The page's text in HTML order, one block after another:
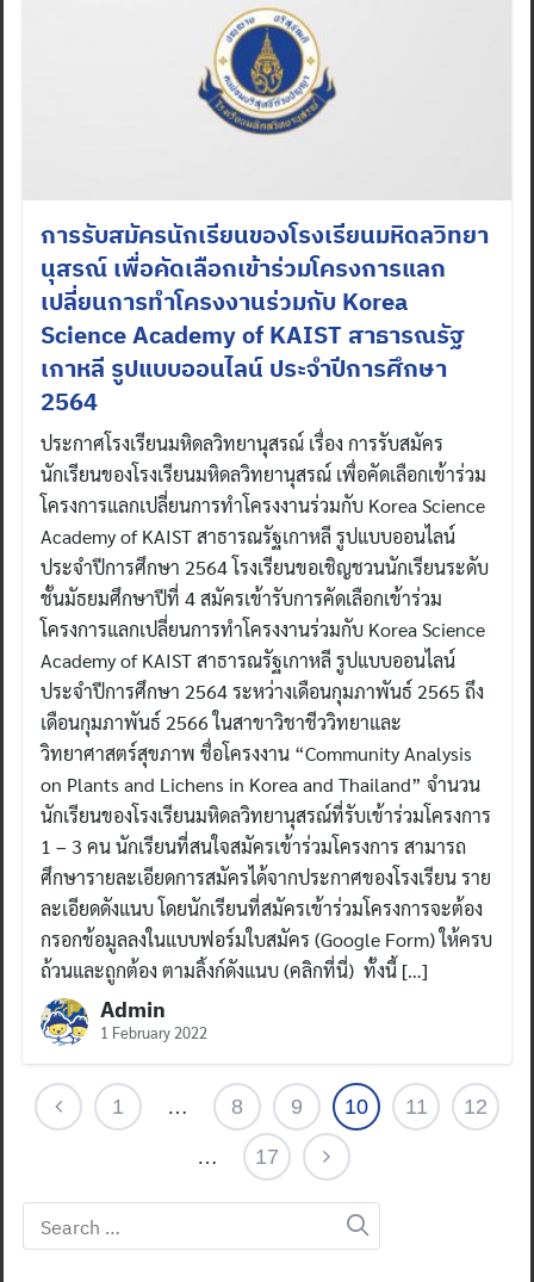
การรับสมัครนักเรียนของโรงเรียนมหิดลวิทยา
นุสรณ์ เพื่อคัดเลือกเข้าร่วมโครงการแลก
เปลี่ยนการทำโครงงานร่วมกับ Korea
Science Academy of KAIST สาธารณรัฐ
เกาหลี รูปแบบออนไลน์ ประจำปีการศึกษา
2564
ประกาศโรงเรียนมหิดลวิทยานุสรณ์ เรื่อง การรับสมัคร
นักเรียนของโรงเรียนมหิดลวิทยานุสรณ์ เพื่อคัดเลือกเข้าร่วม
โครงการแลกเปลี่ยนการทำโครงงานร่วมกับ Korea Science
Academy of KAIST สาธารณรัฐเกาหลี รูปแบบออนไลน์
ประจำปีการศึกษา 2564 โรงเรียนขอเชิญชวนนักเรียนระดับ
ชั้นมัธยมศึกษาปีที่ 4 สมัครเข้ารับการคัดเลือกเข้าร่วม
โครงการแลกเปลี่ยนการทำโครงงานร่วมกับ Korea Science
Academy of KAIST สาธารณรัฐเกาหลี รูปแบบออนไลน์
ประจำปีการศึกษา 2564 ระหว่างเดือนกุมภาพันธ์ 2565 ถึง
เดือนกุมภาพันธ์ 2566 ในสาขาวิชาชีววิทยาและ
วิทยาศาสตร์สุขภาพ ชื่อโครงงาน “Community Analysis
on Plants and Lichens in Korea and Thailand” จำนวน
นักเรียนของโรงเรียนมหิดลวิทยานุสรณ์ที่รับเข้าร่วมโครงการ
1 – 3 คน นักเรียนที่สนใจสมัครเข้าร่วมโครงการ สามารถ
ศึกษารายละเอียดการสมัครได้จากประกาศของโรงเรียน ราย
ละเอียดดังแนบ โดยนักเรียนที่สมัครเข้าร่วมโครงการจะต้อง
กรอกข้อมูลลงในแบบฟอร์มใบสมัคร (Google Form) ให้ครบ
ถ้วนและถูกต้อง ตามลิ้งก์ดังแนบ (คลิกที่นี่) ทั้งนี้ […]
Admin
1 February 2022
1 … 8 9 10 11 12
… 17
Search
for: